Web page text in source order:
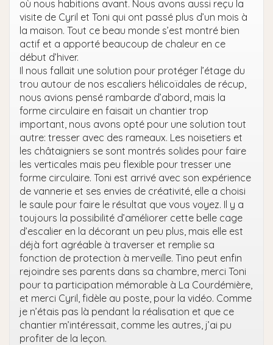
où nous habitions avant. Nous avons aussi reçu la
visite de Cyril et Toni qui ont passé plus d’un mois à
la maison. Tout ce beau monde s’est montré bien
actif et a apporté beaucoup de chaleur en ce
début d’hiver.
Il nous fallait une solution pour protéger l’étage du
trou autour de nos escaliers hélicoïdales de récup,
nous avions pensé rambarde d’abord, mais la
forme circulaire en faisait un chantier trop
important, nous avons opté pour une solution tout
autre: tresser avec des rameaux. Les noisetiers et
les châtaigniers se sont montrés solides pour faire
les verticales mais peu flexible pour tresser une
forme circulaire. Toni est arrivé avec son expérience
de vannerie et ses envies de créativité, elle a choisi
le saule pour faire le résultat que vous voyez. Il y a
toujours la possibilité d’améliorer cette belle cage
d’escalier en la décorant un peu plus, mais elle est
déjà fort agréable à traverser et remplie sa
fonction de protection à merveille. Tino peut enfin
rejoindre ses parents dans sa chambre, merci Toni
pour ta participation mémorable à La Courdémière,
et merci Cyril, fidèle au poste, pour la vidéo. Comme
je n’étais pas là pendant la réalisation et que ce
chantier m’intéressait, comme les autres, j’ai pu
profiter de la leçon.